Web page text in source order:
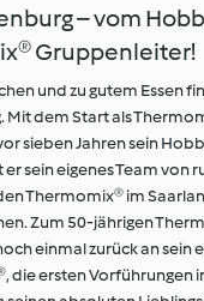
– vom
Gruppenleiter!
und zu gutem Essen
Mit dem Start als
sieben Jahren sein
sein eigenes Team von
Thermomix® im
Zum 50-jährigen
einmal zurück an sein
die ersten Vorführungen